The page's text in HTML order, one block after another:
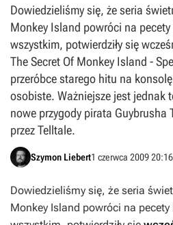
Dowiedzieliśmy się, że seria
Monkey Island powróci na
wszystkim, potwierdziły się
The Secret Of Monkey Island -
przeróbce starego hitu na
osobiste. Ważniejsze jest jednak
nowe przygody pirata Guybrusha
przez Telltale.
Szymon Liebert1 czerwca 2009 20:16
Dowiedzieliśmy się, że seria
Monkey Island powróci na